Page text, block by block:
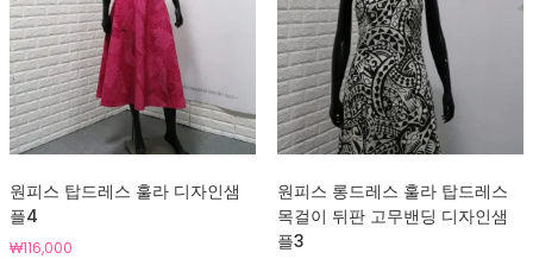
원피스 탑드레스 훌라 디자인샘
플4
₩116,000
원피스 롱드레스 훌라 탑드레스
목걸이 뒤판 고무밴딩 디자인샘
플3